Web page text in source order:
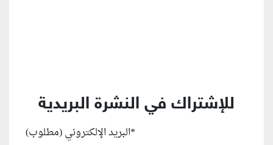
للإشتراك في النشرة البريدية
البريد الإلكتروني (مطلوب)*